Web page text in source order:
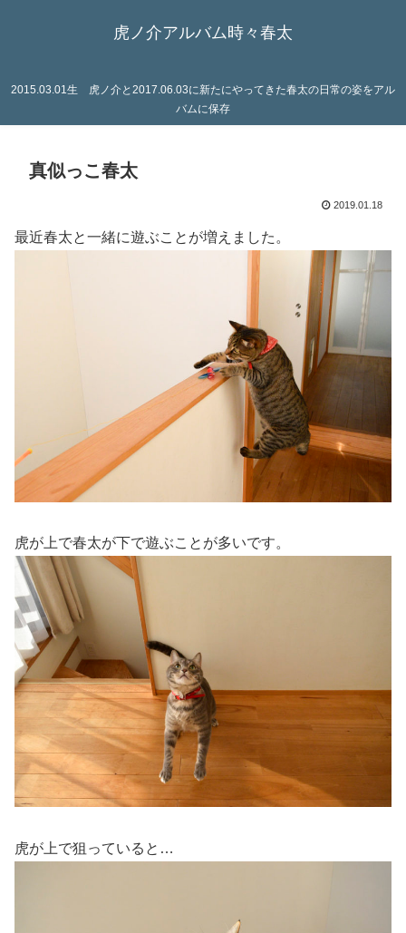
虎ノ介アルバム時々春太
2015.03.01生 虎ノ介と2017.06.03に新たにやってきた春太の日常の姿をアル
バムに保存
真似っこ春太
2019.01.18
最近春太と一緒に遊ぶことが増えました。
虎が上で春太が下で遊ぶことが多いです。
虎が上で狙っていると…